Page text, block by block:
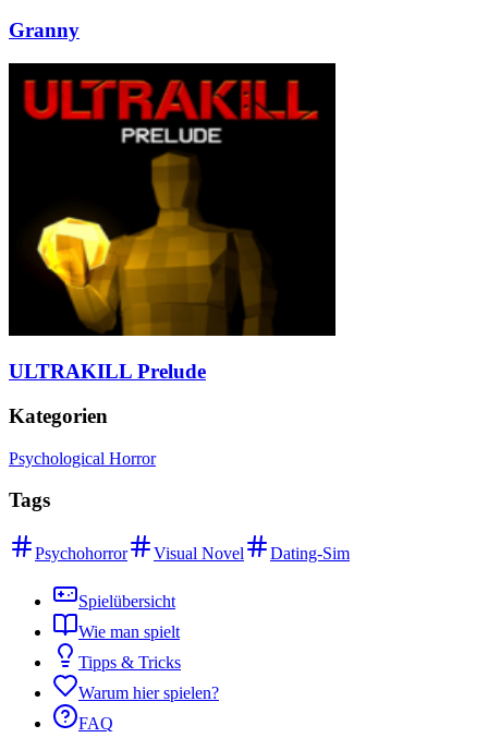
Granny
ULTRAKILL Prelude
Kategorien
Psychological Horror
Tags
Psychohorror Visual Novel Dating-Sim
Spielübersicht
Wie man spielt
Tipps & Tricks
Warum hier spielen?
FAQ